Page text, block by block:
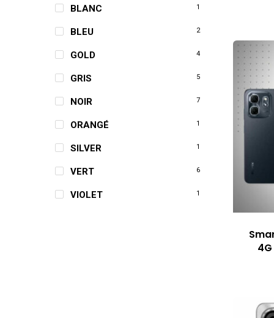
BLANC 1
BLEU 2
GOLD 4
GRIS 5
NOIR 7
ORANGÉ 1
SILVER 1
VERT 6
VIOLET 1